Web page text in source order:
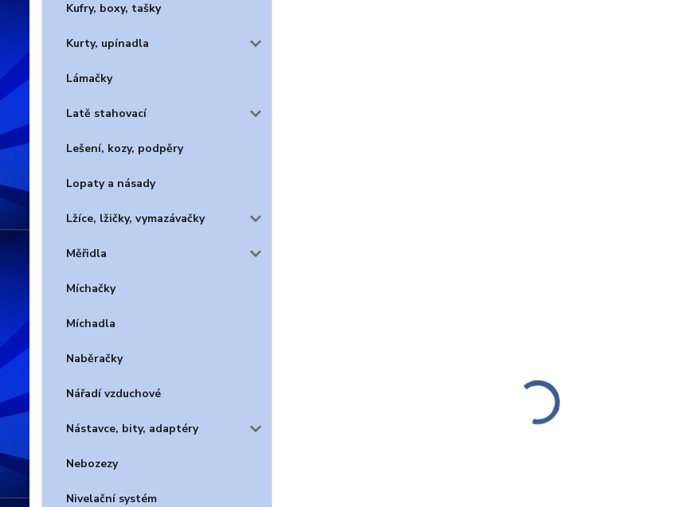
Kufry, boxy, tašky
Kurty, upínadla
Lámačky
Latě stahovací
Lešení, kozy, podpěry
Lopaty a násady
Lžíce, lžičky, vymazávačky
Měřidla
Míchačky
Míchadla
Naběračky
Nářadí vzduchové
Nástavce, bity, adaptéry
Nebozezy
Nivelační systém